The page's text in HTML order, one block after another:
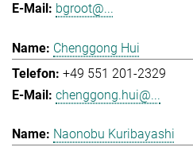
bgroot@...
Chenggong Hui
+49 551 201-2329
chenggong.hui@...
Naonobu Kuribayashi